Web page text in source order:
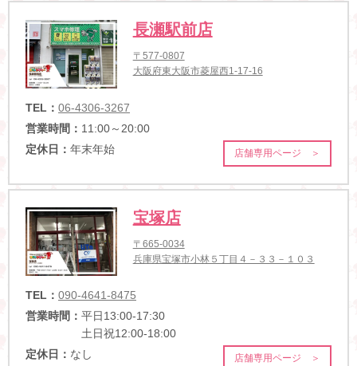
長瀬駅前店
〒577-0807
大阪府東大阪市菱屋西1-17-16
TEL： 06-4306-3267
営業時間： 11:00～20:00
定休日： 年末年始 店舗専用ページ ＞
宝塚店
〒665-0034
兵庫県宝塚市小林５丁目４－３３－１０３
TEL： 090-4641-8475
営業時間： 平日13:00-17:30
土日祝12:00-18:00
定休日： なし 店舗専用ページ ＞